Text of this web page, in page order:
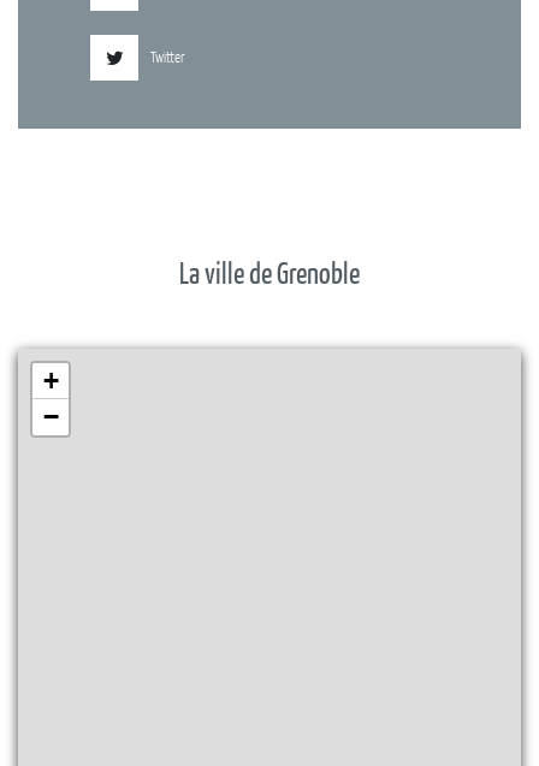
Twitter
La ville de Grenoble
+
−